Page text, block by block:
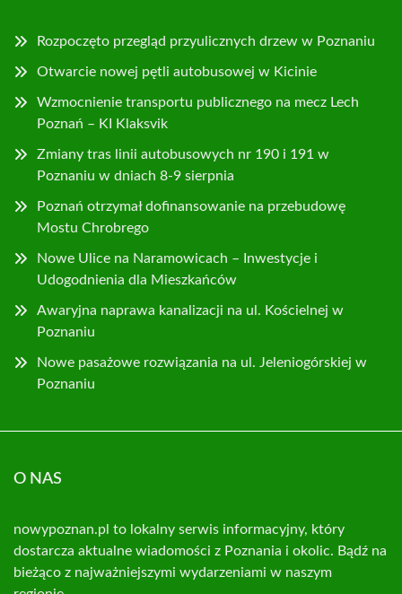
Rozpoczęto przegląd przyulicznych drzew w Poznaniu
Otwarcie nowej pętli autobusowej w Kicinie
Wzmocnienie transportu publicznego na mecz Lech
Poznań – KI Klaksvik
Zmiany tras linii autobusowych nr 190 i 191 w
Poznaniu w dniach 8-9 sierpnia
Poznań otrzymał dofinansowanie na przebudowę
Mostu Chrobrego
Nowe Ulice na Naramowicach – Inwestycje i
Udogodnienia dla Mieszkańców
Awaryjna naprawa kanalizacji na ul. Kościelnej w
Poznaniu
Nowe pasażowe rozwiązania na ul. Jeleniogórskiej w
Poznaniu
O NAS
nowypoznan.pl to lokalny serwis informacyjny, który
dostarcza aktualne wiadomości z Poznania i okolic. Bądź na
bieżąco z najważniejszymi wydarzeniami w naszym